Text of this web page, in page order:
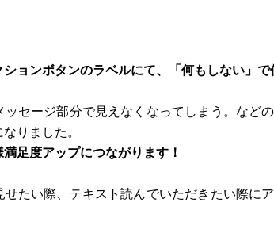
ョンボタンのラベルにて、「何もしない」で
ッセージ部分で見えなくなってしまう。など
りました。
足度アップにつながります！
たい際、テキスト読んでいただきたい際に